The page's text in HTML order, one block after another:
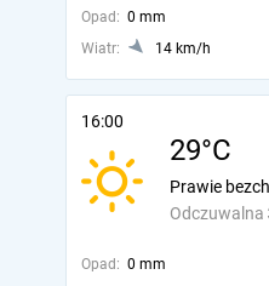
Opad: 0 mm
Wiatr:
14 km/h
16:00
29°C
Odczuwalna
Prawie
Opad: 0 mm